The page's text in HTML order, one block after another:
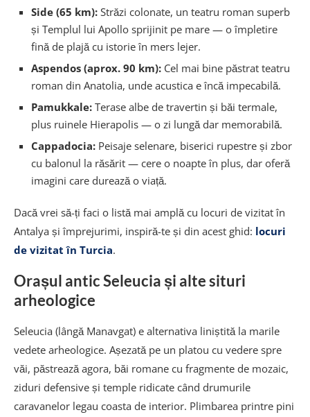
Side (65 km): Străzi colonate, un teatru roman superb
și Templul lui Apollo sprijinit pe mare — o împletire
fină de plajă cu istorie în mers lejer.
Aspendos (aprox. 90 km): Cel mai bine păstrat teatru
roman din Anatolia, unde acustica e încă impecabilă.
Pamukkale: Terase albe de travertin și băi termale,
plus ruinele Hierapolis — o zi lungă dar memorabilă.
Cappadocia: Peisaje selenare, biserici rupestre și zbor
cu balonul la răsărit — cere o noapte în plus, dar oferă
imagini care durează o viață.
Dacă vrei să-ți faci o listă mai amplă cu locuri de vizitat în
Antalya și împrejurimi, inspiră-te și din acest ghid: locuri
de vizitat în Turcia.
Orașul antic Seleucia și alte situri
arheologice
Seleucia (lângă Manavgat) e alternativa liniștită la marile
vedete arheologice. Așezată pe un platou cu vedere spre
văi, păstrează agora, băi romane cu fragmente de mozaic,
ziduri defensive și temple ridicate când drumurile
caravanelor legau coasta de interior. Plimbarea printre pini